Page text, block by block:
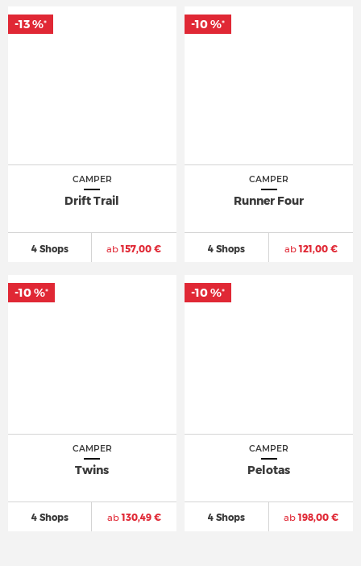
CAMPER
Drift Trail
4 Shops ab157,00 €
-13 %*
CAMPER
Runner Four
4 Shops ab121,00 €
-10 %*
CAMPER
Twins
4 Shops ab130,49 €
-10 %*
CAMPER
Pelotas
4 Shops ab198,00 €
-10 %*